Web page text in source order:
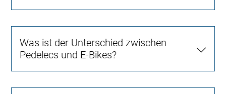
Was ist der Unterschied zwischen
Pedelecs und E-Bikes?